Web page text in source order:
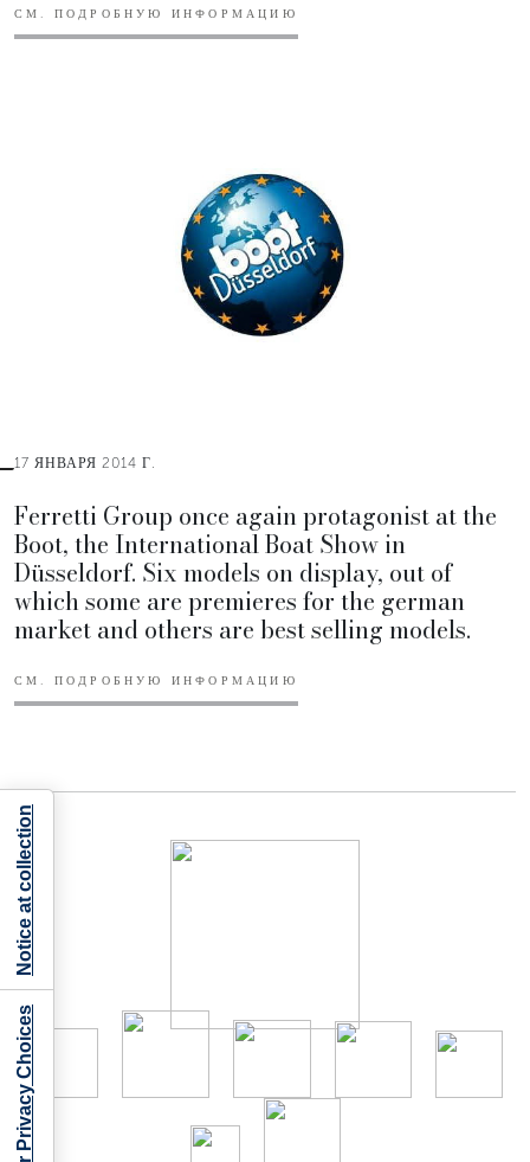
СМ. ПОДРОБНУЮ ИНФОРМАЦИЮ
17 ЯНВАРЯ 2014 Г.
Ferretti Group once again protagonist at the
Boot, the International Boat Show in
Düsseldorf. Six models on display, out of
which some are premieres for the german
market and others are best selling models.
СМ. ПОДРОБНУЮ ИНФОРМАЦИЮ
Your Privacy Choices
Notice at collection